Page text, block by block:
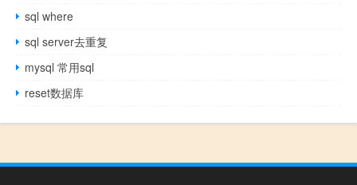
sql where
sql server去重复
mysql 常用sql
reset数据库